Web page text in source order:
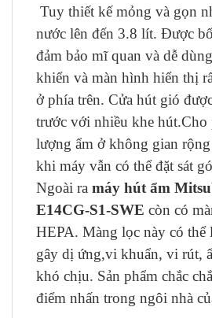
Tuy thiết kế mỏng và gọn
nước lên đến 3.8 lít. Được
đảm bảo mĩ quan và dễ
khiển và màn hình hiển thị
ở phía trên. Cửa hút gió
trước với nhiều khe hút.Cho
lượng ẩm ở không gian
khi máy vẫn có thể đặt sát
Ngoài ra máy hút ẩm
E14CG-S1-SWE còn có
HEPA. Màng lọc này có thể
gây dị ứng,vi khuẩn, vi rút,
khó chịu. Sản phẩm chắc
điểm nhấn trong ngôi nhà